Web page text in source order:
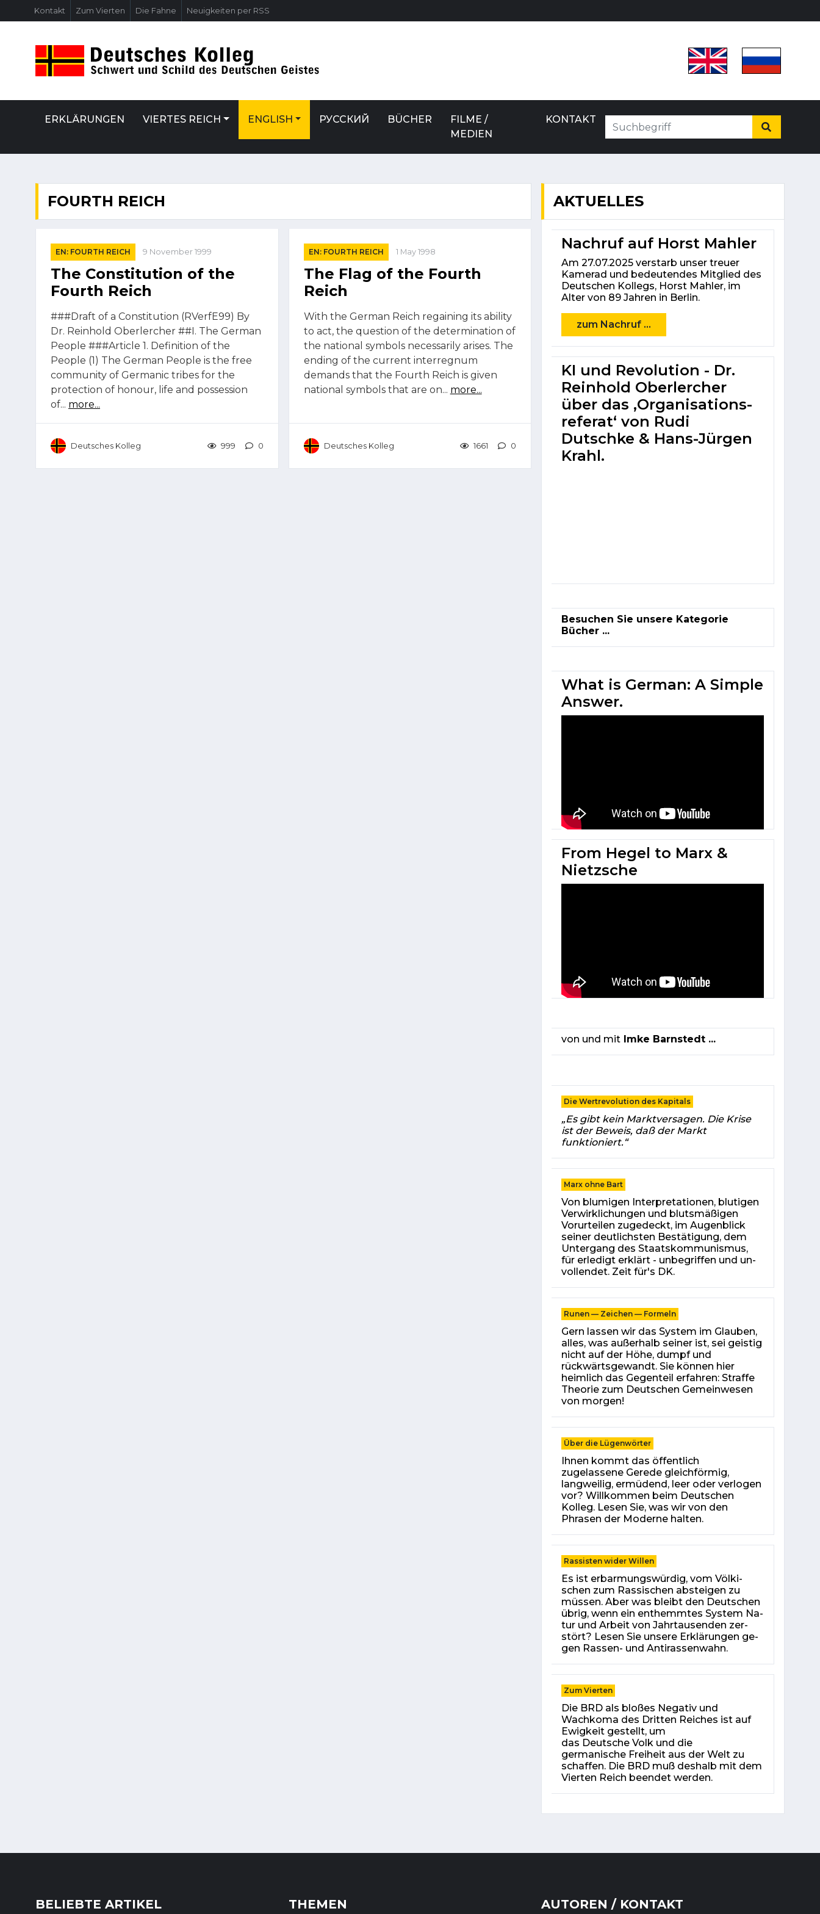
Kontakt Zum Vierten Die Fahne Neuigkeiten per RSS
ERKLÄRUNGEN VIERTES REICH ENGLISH РУССКИЙ BÜCHER
FILME /
MEDIEN
KONTAKT
FOURTH REICH
EN: FOURTH REICH 9 November 1999
The Constitution of the
Fourth Reich
###Draft of a Constitution (RVerfE99) By
Dr. Reinhold Oberlercher ##I. The German
People ###Article 1. Definition of the
People (1) The German People is the free
community of Germanic tribes for the
protection of honour, life and possession
of... more...
Deutsches Kolleg 999 0
EN: FOURTH REICH 1 May 1998
The Flag of the Fourth
Reich
With the German Reich regaining its ability
to act, the question of the determination of
the national symbols necessarily arises. The
ending of the current interregnum
demands that the Fourth Reich is given
national symbols that are on... more...
Deutsches Kolleg 1661 0
AKTUELLES
Nachruf auf Horst Mahler
Am 27.07.2025 verstarb unser treuer
Kamerad und bedeutendes Mitglied des
Deutschen Kollegs, Horst Mahler, im
Alter von 89 Jahren in Berlin.
zum Nachruf ...
KI und Revolution - Dr.
Reinhold Oberlercher
über das ‚Organisations­
referat‘ von Rudi
Dutschke & Hans-Jürgen
Krahl.
Besuchen Sie unsere Kategorie
Bücher ...
What is German: A Simple
Answer.
From Hegel to Marx &
Nietzsche
von und mit Imke Barnstedt ...
Die Wertrevolution des Kapitals
„Es gibt kein Marktversagen. Die Krise
ist der Beweis, daß der Markt
funktioniert.“
Marx ohne Bart
Von blu­mi­gen In­ter­pre­ta­tio­nen, blu­ti­gen
Ver­wirk­li­chun­gen und blutsmäßigen
Vorurteilen zugedeckt, im Au­gen­blick
sei­ner deut­lichs­ten Be­stä­ti­gung, dem
Un­ter­gang des Staats­kom­mu­nis­mus,
für er­le­digt erklärt - un­be­grif­fen und un­
voll­endet. Zeit für's DK.
Runen — Zeichen — Formeln
Gern lassen wir das Sys­tem im Glauben,
alles, was außerhalb seiner ist, sei geistig
nicht auf der Höhe, dumpf und
rückwärtsgewandt. Sie können hier
heimlich das Gegenteil erfahren: Straffe
Theorie zum Deutschen Gemein­wesen
von morgen!
Über die Lügenwörter
Ihnen kommt das öffentlich
zugelassene Gerede gleichförmig,
langweilig, ermüdend, leer oder verlogen
vor? Willkommen beim Deutschen
Kolleg. Lesen Sie, was wir von den
Phrasen der Moderne halten.
Rassisten wider Willen
Es ist er­bar­mungs­wür­dig, vom Völ­ki­
schen zum Ras­si­schen ab­stei­gen zu
müs­sen. Aber was bleibt den Deut­schen
üb­rig, wenn ein ent­hemm­tes Sys­tem Na­
tur und Ar­beit von Jahr­tau­sen­den zer­
stört? Le­sen Sie un­se­re Er­klä­run­gen ge­
gen Rassen- und An­ti­ras­sen­wahn.
Zum Vierten
Die BRD als bloßes Negativ und
Wachkoma des Dritten Reiches ist auf
Ewigkeit gestellt, um
das Deutsche Volk und die
germanische Freiheit aus der Welt zu
schaffen. Die BRD muß deshalb mit dem
Vierten Reich beendet werden.
BELIEBTE ARTIKEL THEMEN AUTOREN / KONTAKT